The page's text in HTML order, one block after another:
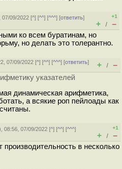
07/09/2022 [^] [^^] [^^^] [ответить]
+1
+ / –
ко всем буратинам, но
но делать это толерантно.
07/09/2022 [^] [^^] [^^^] [ответить]
+ / –
указателей
динамическая арифметика,
а всякие роп пейлоады как
08:56, 07/09/2022 [^] [^^] [^^^]
+1
+ / –
производительность в несколько